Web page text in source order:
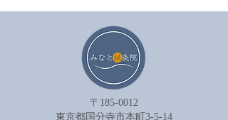
〒185-0012
​東京都国分寺市本町3-5-14